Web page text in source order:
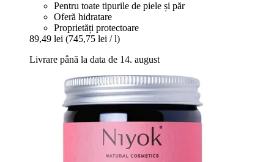
Pentru toate tipurile de piele și păr
Oferă hidratare
Proprietăți protectoare
89,49 lei (745,75 lei / l)
Livrare până la data de 14. august